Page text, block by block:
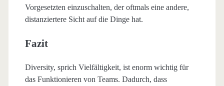
Vorgesetzten einzuschalten, der oftmals eine andere,
distanziertere Sicht auf die Dinge hat.
Fazit
Diversity, sprich Vielfältigkeit, ist enorm wichtig für
das Funktionieren von Teams. Dadurch, dass